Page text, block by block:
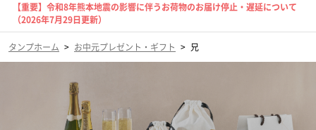
【重要】令和8年熊本地震の影響に伴うお荷物のお届け停止・遅延について
（2026年7月29日更新）
タンプホーム > お中元プレゼント・ギフト > 兄